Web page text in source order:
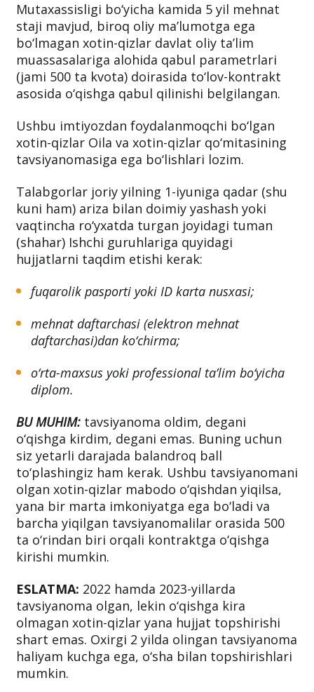
Mutaxassisligi bo‘yicha kamida 5 yil mehnat
staji mavjud, biroq oliy ma’lumotga ega
bo‘lmagan xotin-qizlar davlat oliy ta’lim
muassasalariga alohida qabul parametrlari
(jami 500 ta kvota) doirasida to‘lov-kontrakt
asosida o‘qishga qabul qilinishi belgilangan.
Ushbu imtiyozdan foydalanmoqchi bo‘lgan
xotin-qizlar Oila va xotin-qizlar qo‘mitasining
tavsiyanomasiga ega bo‘lishlari lozim.
Talabgorlar joriy yilning 1-iyuniga qadar (shu
kuni ham) ariza bilan doimiy yashash yoki
vaqtincha ro‘yxatda turgan joyidagi tuman
(shahar) Ishchi guruhlariga quyidagi
hujjatlarni taqdim etishi kerak:
fuqarolik pasporti yoki ID karta nusxasi;
mehnat daftarchasi (elektron mehnat
daftarchasi)dan ko‘chirma;
o‘rta-maxsus yoki professional ta’lim bo‘yicha
diplom.
BU MUHIM: tavsiyanoma oldim, degani
o‘qishga kirdim, degani emas. Buning uchun
siz yetarli darajada balandroq ball
to‘plashingiz ham kerak. Ushbu tavsiyanomani
olgan xotin-qizlar mabodo o‘qishdan yiqilsa,
yana bir marta imkoniyatga ega bo‘ladi va
barcha yiqilgan tavsiyanomalilar orasida 500
ta o‘rindan biri orqali kontraktga o‘qishga
kirishi mumkin.
ESLATMA: 2022 hamda 2023-yillarda
tavsiyanoma olgan, lekin o‘qishga kira
olmagan xotin-qizlar yana hujjat topshirishi
shart emas. Oxirgi 2 yilda olingan tavsiyanoma
haliyam kuchga ega, o‘sha bilan topshirishlari
mumkin.